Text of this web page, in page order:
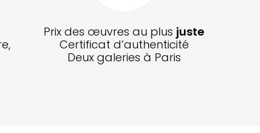
Prix des œuvres au plus juste
Certificat d’authenticité
Deux galeries à Paris